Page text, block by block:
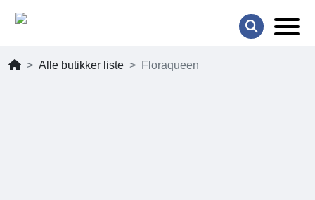
Alle butikker liste Floraqueen